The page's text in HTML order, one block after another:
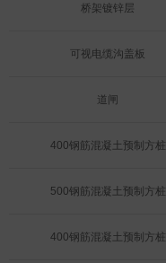
桥架镀锌层
可视电缆沟盖板
道闸
400钢筋混凝土预制方桩
500钢筋混凝土预制方桩
400钢筋混凝土预制方桩